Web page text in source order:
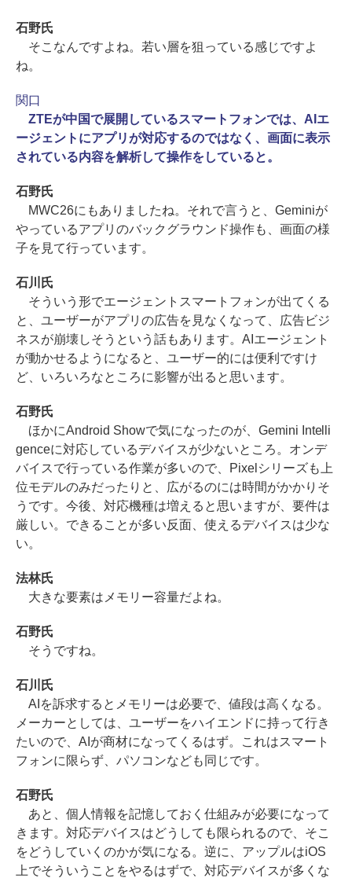
石野氏
そこなんですよね。若い層を狙っている感じですよ
ね。
関口
ZTEが中国で展開しているスマートフォンでは、AIエ
ージェントにアプリが対応するのではなく、画面に表示
されている内容を解析して操作をしていると。
石野氏
MWC26にもありましたね。それで言うと、Geminiが
やっているアプリのバックグラウンド操作も、画面の様
子を見て行っています。
石川氏
そういう形でエージェントスマートフォンが出てくる
と、ユーザーがアプリの広告を見なくなって、広告ビジ
ネスが崩壊しそうという話もあります。AIエージェント
が動かせるようになると、ユーザー的には便利ですけ
ど、いろいろなところに影響が出ると思います。
石野氏
ほかにAndroid Showで気になったのが、Gemini Intelli
genceに対応しているデバイスが少ないところ。オンデ
バイスで行っている作業が多いので、Pixelシリーズも上
位モデルのみだったりと、広がるのには時間がかかりそ
うです。今後、対応機種は増えると思いますが、要件は
厳しい。できることが多い反面、使えるデバイスは少な
い。
法林氏
大きな要素はメモリー容量だよね。
石野氏
そうですね。
石川氏
AIを訴求するとメモリーは必要で、値段は高くなる。
メーカーとしては、ユーザーをハイエンドに持って行き
たいので、AIが商材になってくるはず。これはスマート
フォンに限らず、パソコンなども同じです。
石野氏
あと、個人情報を記憶しておく仕組みが必要になって
きます。対応デバイスはどうしても限られるので、そこ
をどうしていくのかが気になる。逆に、アップルはiOS
上でそういうことをやるはずで、対応デバイスが多くな